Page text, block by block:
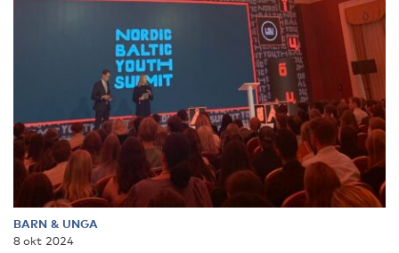
BARN & UNGA
8 okt 2024